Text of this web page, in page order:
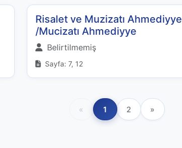
Risalet ve Muzizatı Ahmediyye
/Mucizatı Ahmediyye
Belirtilmemiş
Sayfa: 7, 12
« 1 2 »